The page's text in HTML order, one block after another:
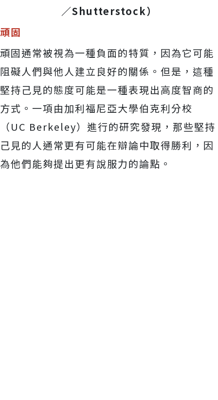
／Shutterstock）
頑固
頑固通常被視為一種負面的特質，因為它可能
阻礙人們與他人建立良好的關係。但是，這種
堅持己見的態度可能是一種表現出高度智商的
方式。一項由加利福尼亞大學伯克利分校
（UC Berkeley）進行的研究發現，那些堅持
己見的人通常更有可能在辯論中取得勝利，因
為他們能夠提出更有說服力的論點。